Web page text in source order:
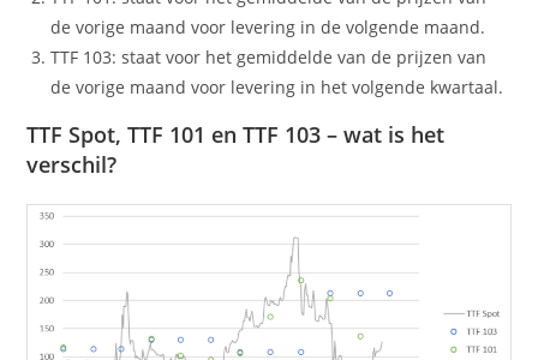
de vorige maand voor levering in de volgende maand.
TTF 103: staat voor het gemiddelde van de prijzen van
de vorige maand voor levering in het volgende kwartaal.
TTF Spot, TTF 101 en TTF 103 – wat is het
verschil?